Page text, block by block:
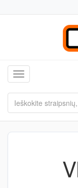
Toggle navigation